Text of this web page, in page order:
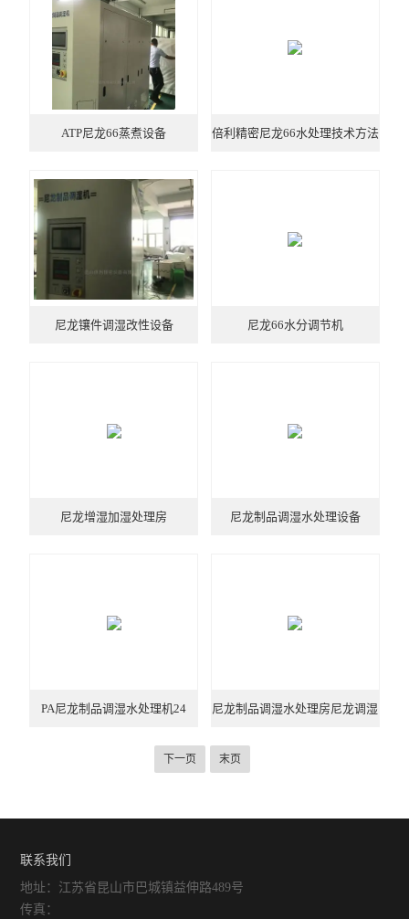
ATP尼龙66蒸煮设备 倍利精密尼龙66水处理技术方法
尼龙镶件调湿改性设备 尼龙66水分调节机
尼龙增湿加湿处理房 尼龙制品调湿水处理设备
PA尼龙制品调湿水处理机24 尼龙制品调湿水处理房尼龙调湿
下一页 末页
联系我们
地址：江苏省昆山市巴城镇益伸路489号
传真：